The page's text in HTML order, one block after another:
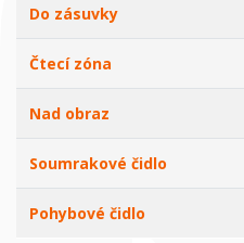
Do zásuvky
Čtecí zóna
Nad obraz
Soumrakové čidlo
Pohybové čidlo